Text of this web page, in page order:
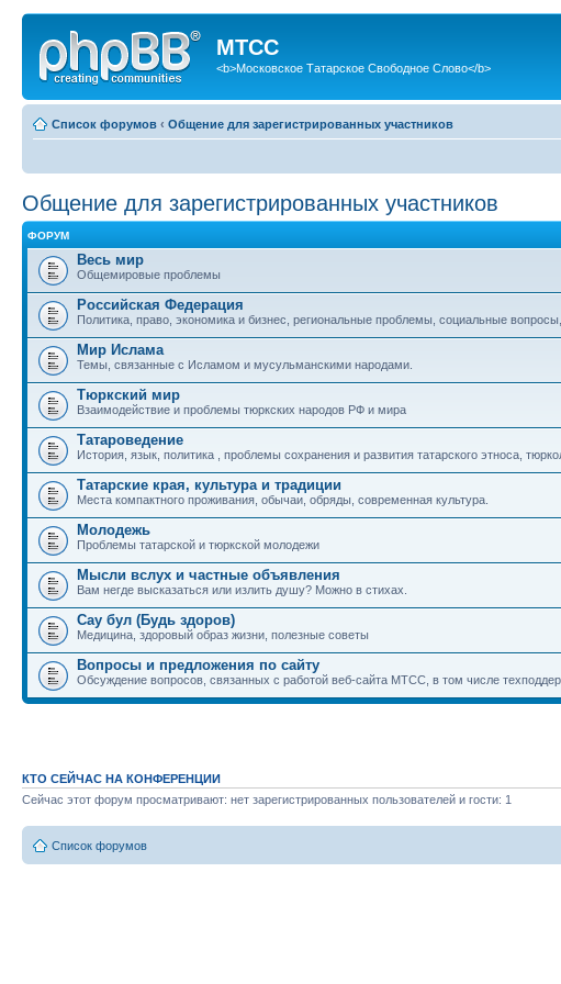
МТСС
<b>Московское Татарское Свободное Слово</b>
Список форумов ‹ Общение для зарегистрированных участников
Общение для зарегистрированных участников
ФОРУМ
Весь мир
Общемировые проблемы
Российская Федерация
Политика, право, экономика и бизнес, региональные проблемы, социальные
Мир Ислама
Темы, связанные с Исламом и мусульманскими народами.
Тюркский мир
Взаимодействие и проблемы тюркских народов РФ и мира
Татароведение
История, язык, политика , проблемы сохранения и развития татарского этноса,
Татарские края, культура и традиции
Места компактного проживания, обычаи, обряды, современная культура.
Молодежь
Проблемы татарской и тюркской молодежи
Мысли вслух и частные объявления
Вам негде высказаться или излить душу? Можно в стихах.
Сау бул (Будь здоров)
Медицина, здоровый образ жизни, полезные советы
Вопросы и предложения по сайту
Обсуждение вопросов, связанных с работой веб-сайта МТСС, в том числе
КТО СЕЙЧАС НА КОНФЕРЕНЦИИ
Сейчас этот форум просматривают: нет зарегистрированных пользователей и гости: 1
Список форумов